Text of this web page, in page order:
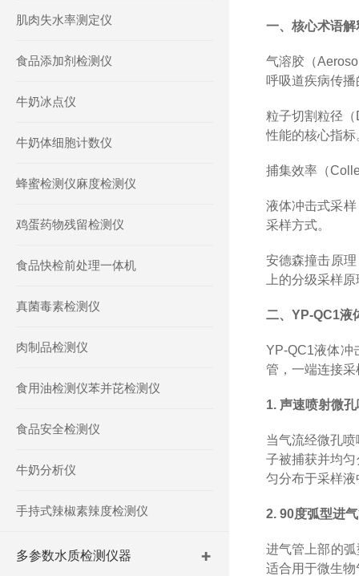
一、核心术语解
气溶胶（
呼吸道疾病传
粒子切割粒径
性能的核心指标
捕集效率（
液体冲击式采
采样方式。
安德森撞击原
上的分级采样
二、YP-QC1液
YP-QC1液体冲
管，一端连接
1. 声速喷射微
当气流经微孔
子被捕获并均
匀分布于采样液
2. 90度弧型进
进气管上部的
适合用于微生
肌肉失水率测定仪
食品添加剂检测仪
牛奶冰点仪
牛奶体细胞计数仪
蜂蜜检测仪麻度检测仪
鸡蛋药物残留检测仪
食品快检前处理一体机
真菌毒素检测仪
肉制品检测仪
食用油检测仪苯并芘检测仪
食品安全检测仪
牛奶分析仪
手持式辣椒素辣度检测仪
多参数水质检测仪器